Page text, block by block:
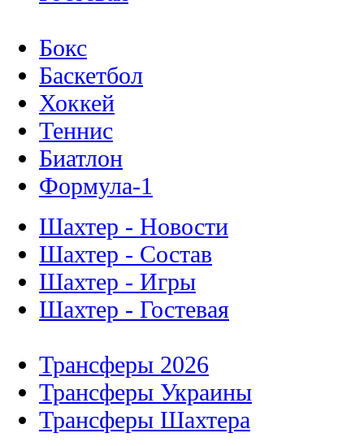
Бокс
Баскетбол
Хоккей
Теннис
Биатлон
Формула-1
Шахтер - Новости
Шахтер - Состав
Шахтер - Игры
Шахтер - Гостевая
Трансферы 2026
Трансферы Украины
Трансферы Шахтера